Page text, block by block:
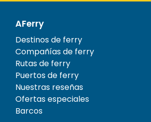
AFerry
Destinos de ferry
Compañías de ferry
Rutas de ferry
Puertos de ferry
Nuestras reseñas
Ofertas especiales
Barcos